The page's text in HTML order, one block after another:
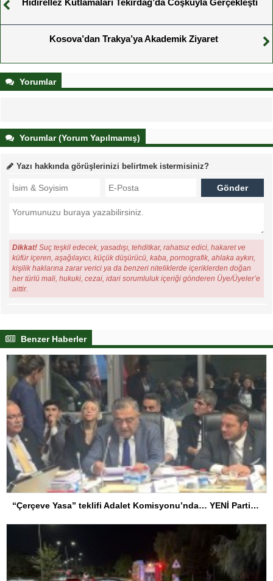
Hıdırellez Kutlamaları Tekirdağ’da Coşkuyla Gerçekleşti
Kosova’dan Trakya’ya Akademik Ziyaret
Yorumlar
Yorumlar (Yorum Yapılmamış)
Yazı hakkında görüşlerinizi belirtmek istermisiniz?
Dikkat! Suç teşkil edecek, yasadışı, tehditkar, rahatsız edici, hakaret ve
küfür içeren, aşağılayıcı, küçük düşürücü, kaba, pornografik, ahlaka aykırı,
kişilik haklarına zarar verici ya da benzeri niteliklerde içeriklerden doğan
her türlü mali, hukuki, cezai, idari sorumluluk içeriği gönderen Üye/Üyeler’e
aittir.
Benzer Haberler
“Çerçeve Yasa” teklifi Adalet Komisyonu’nda… YENİ Partili Tanrıkulu: Bir insana ‘Silahını bırak, ülkene dön, siyasal ve toplumsal hayata katıl’ diyorsanız, o insan kapıdan içeri girdiğinde başına ne geleceğini bilmelidir